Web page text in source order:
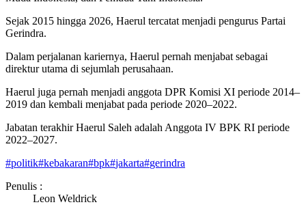
Sejak 2015 hingga 2026, Haerul tercatat menjadi pengurus Partai
Gerindra.
Dalam perjalanan kariernya, Haerul pernah menjabat sebagai
direktur utama di sejumlah perusahaan.
Haerul juga pernah menjadi anggota DPR Komisi XI periode 2014–
2019 dan kembali menjabat pada periode 2020–2022.
Jabatan terakhir Haerul Saleh adalah Anggota IV BPK RI periode
2022–2027.
#politik#kebakaran#bpk#jakarta#gerindra
Penulis :
Leon Weldrick